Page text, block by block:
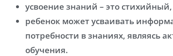
усвоение знаний – это
ребенок может усваивать
потребности в знаниях, являясь
обучения.